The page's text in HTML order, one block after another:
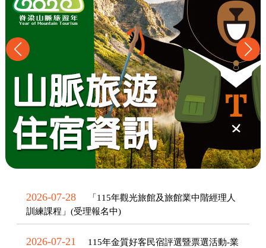
2026-07-28
「115年觀光旅館及旅館業中階經理人
訓練課程」(受理報名中)
2026-07-21
115年金質好客民宿評選暨票選活動-業